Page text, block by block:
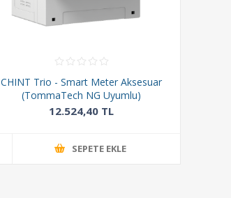
CHINT Trio - Smart Meter Aksesuar
(TommaTech NG Uyumlu)
12.524,40 TL
SEPETE EKLE